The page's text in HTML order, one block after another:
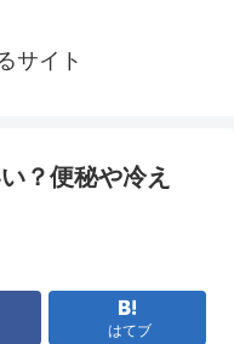
サイト
？便秘や冷え
はてブ